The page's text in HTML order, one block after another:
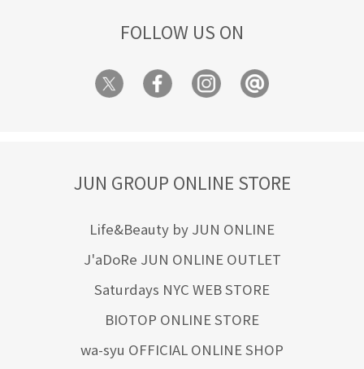
FOLLOW US ON
JUN GROUP ONLINE STORE
Life&Beauty by JUN ONLINE
J'aDoRe JUN ONLINE OUTLET
Saturdays NYC WEB STORE
BIOTOP ONLINE STORE
wa-syu OFFICIAL ONLINE SHOP